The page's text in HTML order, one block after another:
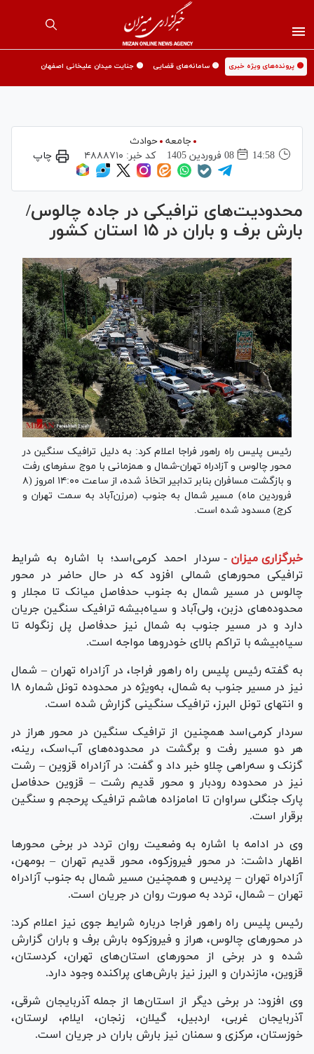
🟡 پرونده‌های ویژه خبری 🟡 سامانه‌های قضایی 🟡 جنایت میدان علیخانی اصفهان
جامعه
حوادث
14:58
08 فروردين 1405 کد خبر: ۴۸۸۸۷۱۰ چاپ
محدودیت‌های ترافیکی در جاده چالوس/
بارش برف و باران در ۱۵ استان کشور
رئیس پلیس راه راهور فراجا اعلام کرد: به دلیل ترافیک سنگین در
محور چالوس و آزادراه تهران-شمال و همزمانی با موج سفر‌های رفت
و بازگشت مسافران بنابر تدابیر اتخاذ شده، از ساعت ۱۴:۰۰ امروز (۸
فروردین ماه) مسیر شمال به جنوب (مرزن‌آباد به سمت تهران و
کرج) مسدود شده است.
خبرگزاری میزان - سردار احمد کرمی‌اسد؛ با اشاره به شرایط
ترافیکی محور‌های شمالی افزود که در حال حاضر در محور
چالوس در مسیر شمال به جنوب حدفاصل میانک تا مجلار و
محدوده‌های دزبن، ولی‌آباد و سیاه‌بیشه ترافیک سنگین جریان
دارد و در مسیر جنوب به شمال نیز حدفاصل پل زنگوله تا
سیاه‌بیشه با تراکم بالای خودرو‌ها مواجه است.
به گفته رئیس پلیس راه راهور فراجا، در آزادراه تهران – شمال
نیز در مسیر جنوب به شمال، به‌ویژه در محدوده تونل شماره ۱۸
و انتهای تونل البرز، ترافیک سنگینی گزارش شده است.
سردار کرمی‌اسد همچنین از ترافیک سنگین در محور هراز در
هر دو مسیر رفت و برگشت در محدوده‌های آب‌اسک، رینه،
گزنک و سه‌راهی چلاو خبر داد و گفت: در آزادراه قزوین – رشت
نیز در محدوده رودبار و محور قدیم رشت – قزوین حدفاصل
پارک جنگلی سراوان تا امامزاده هاشم ترافیک پرحجم و سنگین
برقرار است.
وی در ادامه با اشاره به وضعیت روان تردد در برخی محور‌ها
اظهار داشت: در محور فیروزکوه، محور قدیم تهران – بومهن،
آزادراه تهران – پردیس و همچنین مسیر شمال به جنوب آزادراه
تهران – شمال، تردد به صورت روان در جریان است.
رئیس پلیس راه راهور فراجا درباره شرایط جوی نیز اعلام کرد:
در محور‌های چالوس، هراز و فیروزکوه بارش برف و باران گزارش
شده و در برخی از محور‌های استان‌های تهران، کردستان،
قزوین، مازندران و البرز نیز بارش‌های پراکنده وجود دارد.
وی افزود: در برخی دیگر از استان‌ها از جمله آذربایجان شرقی،
آذربایجان غربی، اردبیل، گیلان، زنجان، ایلام، لرستان،
خوزستان، مرکزی و سمنان نیز بارش باران در جریان است.